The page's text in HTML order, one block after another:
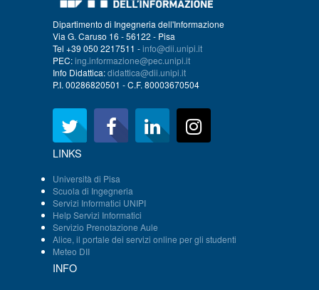
Dipartimento di Ingegneria dell'Informazione
Via G. Caruso 16 - 56122 - Pisa
Tel +39 050 2217511 -info@dii.unipi.it
PEC:ing.informazione@pec.unipi.it
Info Didattica:didattica@dii.unipi.it
P.I. 00286820501 - C.F. 80003670504
LINKS
Università di Pisa
Scuola di Ingegneria
Servizi Informatici UNIPI
Help Servizi Informatici
Servizio Prenotazione Aule
Alice, il portale dei servizi online per gli studenti
Meteo DII
INFO